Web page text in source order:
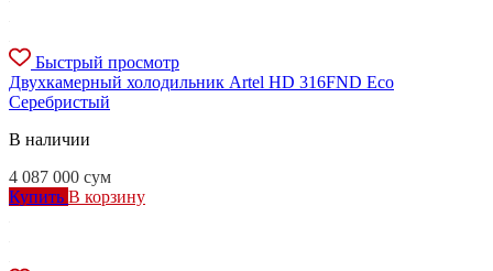
Быстрый просмотр
Двухкамерный холодильник Artel HD 316FND Eco
Серебристый
В наличии
4 087 000 сум
Купить В корзину